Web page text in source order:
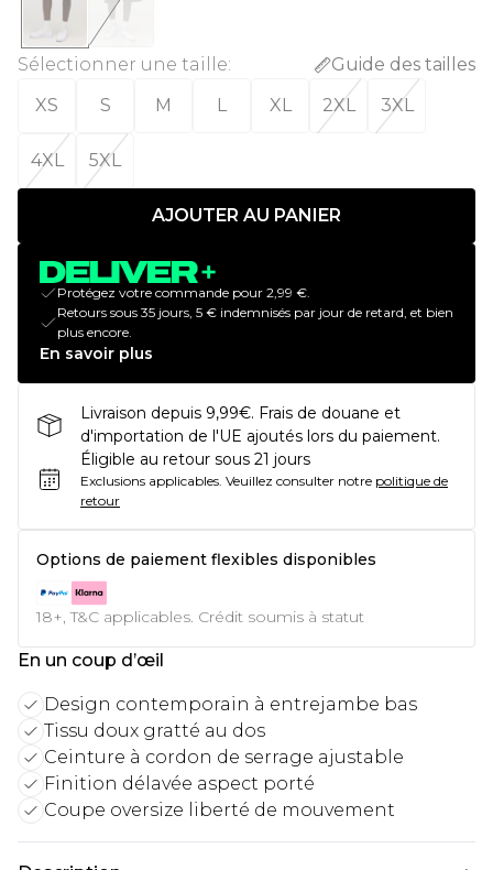
Sélectionner une taille:
Guide des tailles
XS
S M L XL 2XL 3XL
4XL 5XL
AJOUTER AU PANIER
Protégez votre commande pour 2,99 €.
Retours sous 35 jours, 5 € indemnisés par jour de retard, et bien
plus encore.
En savoir plus
Livraison depuis 9,99€. Frais de douane et
d'importation de l'UE ajoutés lors du paiement.
Éligible au retour sous 21 jours
Exclusions applicables. Veuillez consulter notre politique de
retour
Options de paiement flexibles disponibles
18+, T&C applicables. Crédit soumis à statut
En un coup d’œil
Design contemporain à entrejambe bas
Tissu doux gratté au dos
Ceinture à cordon de serrage ajustable
Finition délavée aspect porté
Coupe oversize liberté de mouvement